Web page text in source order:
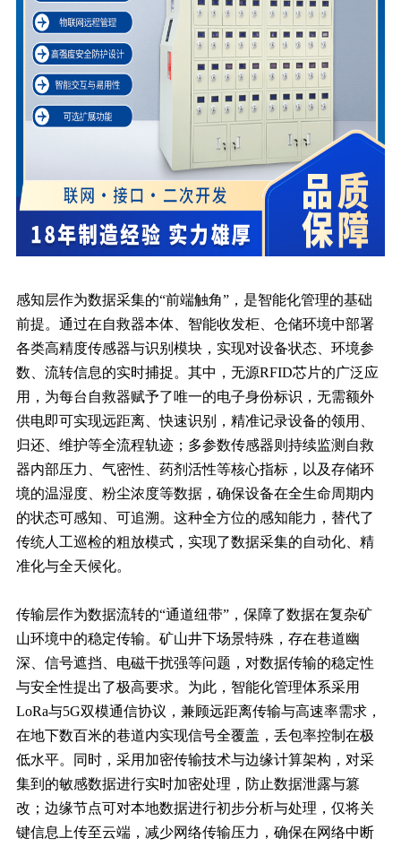
感知层作为数据采集的“前端触角”，是智能化管理的基础
前提。通过在自救器本体、智能收发柜、仓储环境中部署
各类高精度传感器与识别模块，实现对设备状态、环境参
数、流转信息的实时捕捉。其中，无源RFID芯片的广泛应
用，为每台自救器赋予了唯一的电子身份标识，无需额外
供电即可实现远距离、快速识别，精准记录设备的领用、
归还、维护等全流程轨迹；多参数传感器则持续监测自救
器内部压力、气密性、药剂活性等核心指标，以及存储环
境的温湿度、粉尘浓度等数据，确保设备在全生命周期内
的状态可感知、可追溯。这种全方位的感知能力，替代了
传统人工巡检的粗放模式，实现了数据采集的自动化、精
准化与全天候化。
传输层作为数据流转的“通道纽带”，保障了数据在复杂矿
山环境中的稳定传输。矿山井下场景特殊，存在巷道幽
深、信号遮挡、电磁干扰强等问题，对数据传输的稳定性
与安全性提出了极高要求。为此，智能化管理体系采用
LoRa与5G双模通信协议，兼顾远距离传输与高速率需求，
在地下数百米的巷道内实现信号全覆盖，丢包率控制在极
低水平。同时，采用加密传输技术与边缘计算架构，对采
集到的敏感数据进行实时加密处理，防止数据泄露与篡
改；边缘节点可对本地数据进行初步分析与处理，仅将关
键信息上传至云端，减少网络传输压力，确保在网络中断